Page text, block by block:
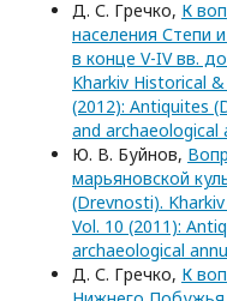
Д. С. Гречко, К
населения Степи
в конце V-IV вв.
Kharkiv Historical
(2012): Antiquites
and archaeological
Ю. В. Буйнов,
марьяновской
(Drevnosti).
Vol. 10 (2011):
archaeological
Д. С. Гречко, К